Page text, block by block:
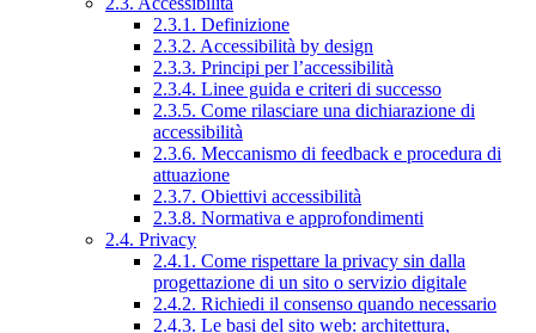
2.3.1. Definizione
2.3.2. Accessibilità by design
2.3.3. Principi per l’accessibilità
2.3.4. Linee guida e criteri di successo
2.3.5. Come rilasciare una dichiarazione di
accessibilità
2.3.6. Meccanismo di feedback e procedura di
attuazione
2.3.7. Obiettivi accessibilità
2.3.8. Normativa e approfondimenti
2.4. Privacy
2.4.1. Come rispettare la privacy sin dalla
progettazione di un sito o servizio digitale
2.4.2. Richiedi il consenso quando necessario
2.4.3. Le basi del sito web: architettura,